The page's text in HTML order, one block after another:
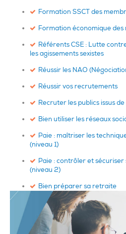
Formation SSCT des
Formation économique des
Référents CSE : Lutte
les agissements sexistes
Réussir les NAO
Réussir vos recrutements
Recruter les publics issus
Bien utiliser les réseaux
Paie : maîtriser les
(niveau 1)
Paie : contrôler et sécuriser
(niveau 2)
Bien préparer sa retraite